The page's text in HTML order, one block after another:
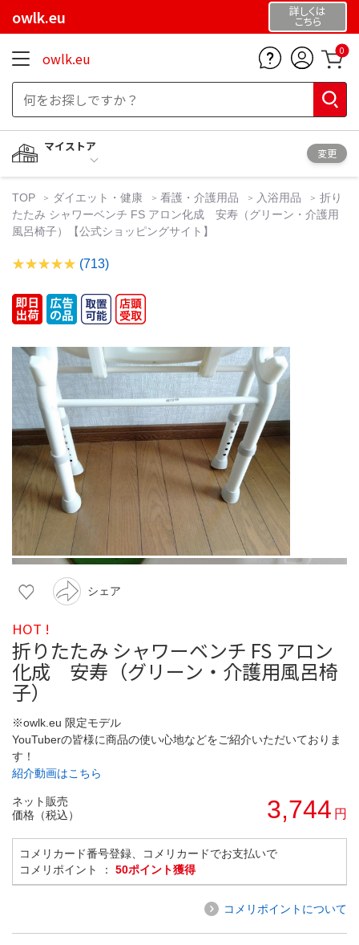
owlk.eu 詳しくは
こちら
owlk.eu 0
マイストア
変更
TOP ダイエット・健康 看護・介護用品 入浴用品
折り
たたみ シャワーベンチ FS アロン化成 安寿（グリーン・介護用
風呂椅子）【公式ショッピングサイト】
(713)
シェア
HOT !
折りたたみ シャワーベンチ FS アロン
化成 安寿（グリーン・介護用風呂椅
子）
※owlk.eu 限定モデル
YouTuberの皆様に商品の使い心地などをご紹介いただいておりま
す！
紹介動画はこちら
ネット販売
価格（税込）
3,744 円
コメリカード番号登録、コメリカードでお支払いで
コメリポイント ： 50ポイント獲得
コメリポイントについて